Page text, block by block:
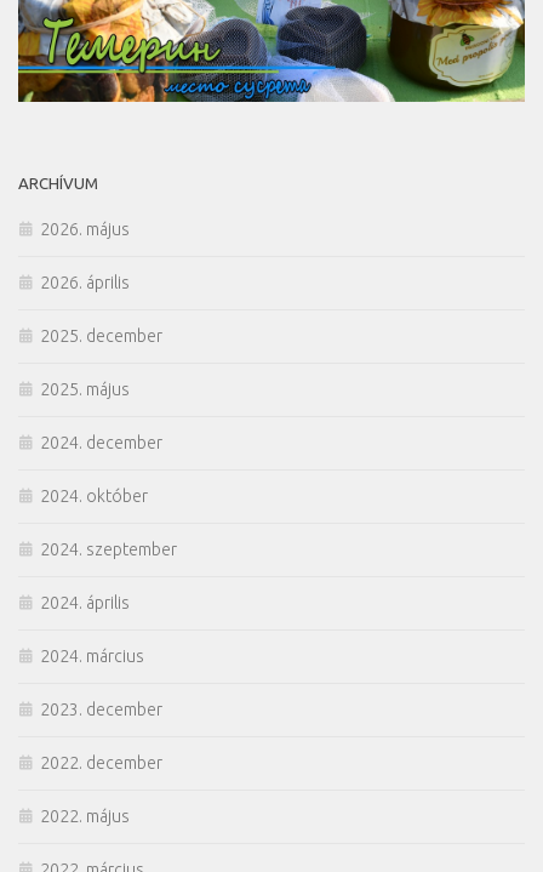
ARCHÍVUM
2026. május
2026. április
2025. december
2025. május
2024. december
2024. október
2024. szeptember
2024. április
2024. március
2023. december
2022. december
2022. május